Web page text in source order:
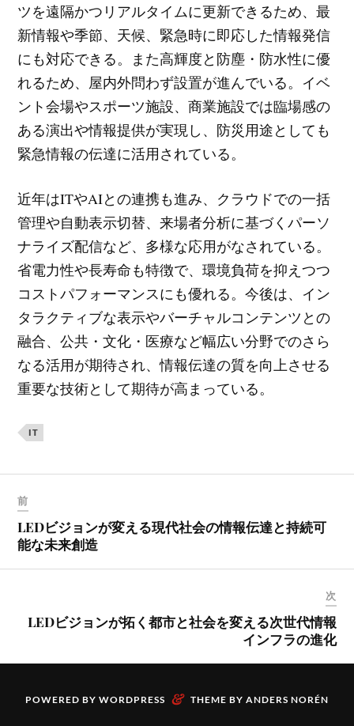
ツを遠隔かつリアルタイムに更新できるため、最
新情報や季節、天候、緊急時に即応した情報発信
にも対応できる。また高輝度と防塵・防水性に優
れるため、屋内外問わず設置が進んでいる。イベ
ント会場やスポーツ施設、商業施設では臨場感の
ある演出や情報提供が実現し、防災用途としても
緊急情報の伝達に活用されている。
近年はITやAIとの連携も進み、クラウドでの一括
管理や自動表示切替、来場者分析に基づくパーソ
ナライズ配信など、多様な応用がなされている。
省電力性や長寿命も特徴で、環境負荷を抑えつつ
コストパフォーマンスにも優れる。今後は、イン
タラクティブな表示やバーチャルコンテンツとの
融合、公共・文化・医療など幅広い分野でのさら
なる活用が期待され、情報伝達の質を向上させる
重要な技術として期待が高まっている。
IT
前
LEDビジョンが変える現代社会の情報伝達と持続可
能な未来創造
次
LEDビジョンが拓く都市と社会を変える次世代情報
インフラの進化
POWERED BY WORDPRESS & THEME BY ANDERS NORÉN